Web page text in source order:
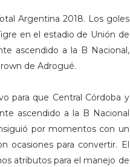
Argentina 2018. Los goles
en el estadio de Unión de
ascendido a la B Nacional,
de Adrogué.
para que Central Córdoba y
ascendido a la B Nacional
por momentos con un
ocasiones para convertir. El
atributos para el manejo de